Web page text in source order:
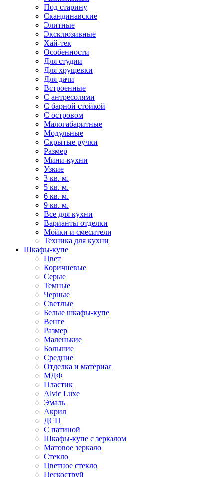
Под старину
Скандинавские
Элитные
Эксклюзивные
Хай-тек
Особенности
Для студии
Для хрущевки
Для дачи
Встроенные
С антресолями
С барной стойкой
С островом
Малогабаритные
Модульные
Скрытые ручки
Размер
Мини-кухни
Узкие
3 кв. м.
5 кв. м.
6 кв. м.
9 кв. м.
Все для кухни
Варианты отделки
Мойки и смесители
Техника для кухни
Шкафы-купе
Цвет
Коричневые
Серые
Темные
Черные
Светлые
Белые шкафы-купе
Венге
Размер
Маленькие
Большие
Средние
Отделка и материал
МДФ
Пластик
Alvic Luxe
Эмаль
Акрил
ДСП
С патиной
Шкафы-купе с зеркалом
Матовое зеркало
Стекло
Цветное стекло
Пескоструй